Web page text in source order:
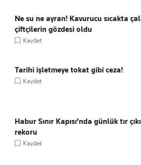
Ne su ne ayran! Kavurucu sıcakta
çiftçilerin gözdesi oldu
Kaydet
Tarihi işletmeye tokat gibi ceza!
Kaydet
Habur Sınır Kapısı'nda günlük tır
rekoru
Kaydet